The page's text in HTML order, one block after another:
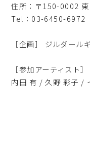
住所：〒150-0002
Tel：03-6450-6972
［企画］ ジルダール
［参加アーティスト］
内田 有 / 久野 彩子 /